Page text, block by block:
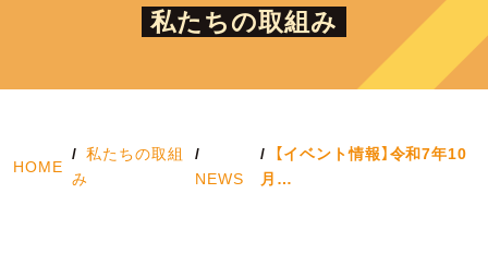
私たちの取組み
HOME
私たちの取組
み
NEWS
【イベント情報】令和7年10
月…